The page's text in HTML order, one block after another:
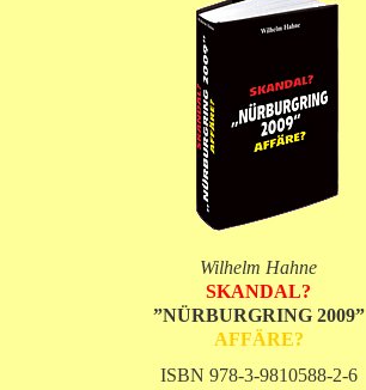
Wilhelm Hahne
SKANDAL?
”NÜRBURGRING 2009”
AFFÄRE?
ISBN 978-3-9810588-2-6